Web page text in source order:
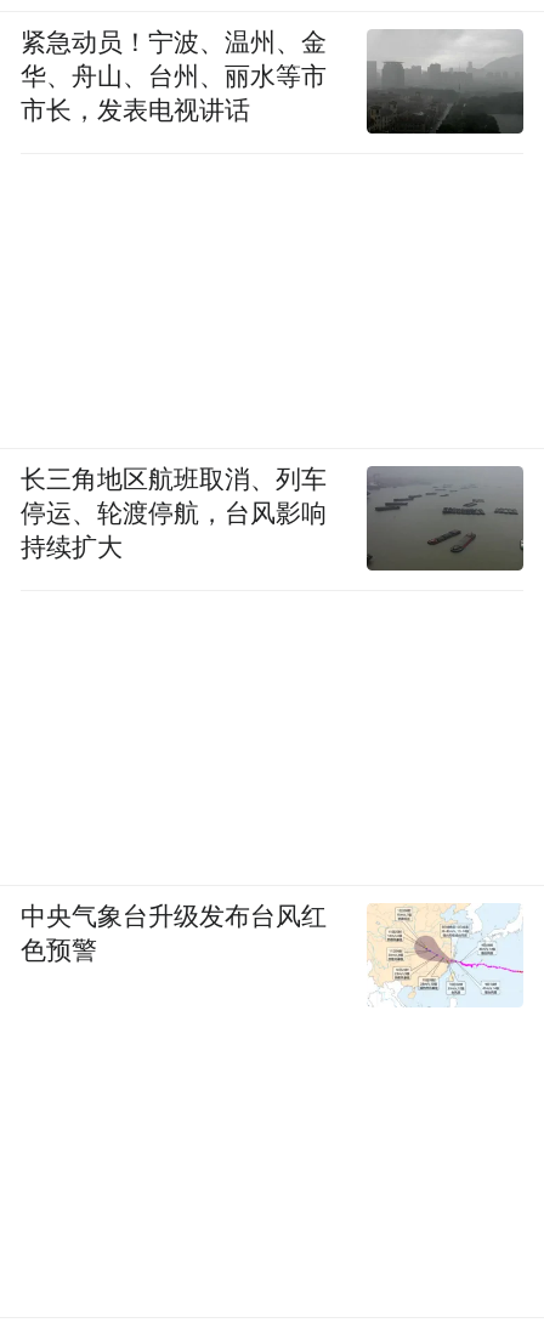
紧急动员！宁波、温州、金
华、舟山、台州、丽水等市
市长，发表电视讲话
长三角地区航班取消、列车
停运、轮渡停航，台风影响
持续扩大
中央气象台升级发布台风红
色预警